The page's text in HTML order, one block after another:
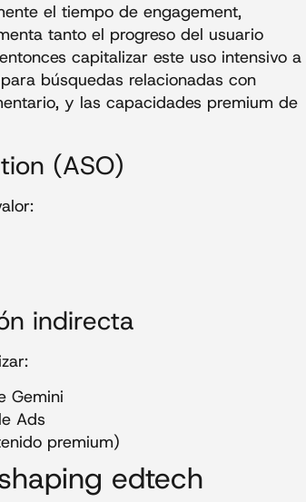
el tiempo de engagement,
tanto el progreso del usuario
capitalizar este uso intensivo a
búsquedas relacionadas con
y las capacidades premium de
(ASO)
indirecta
Gemini
Ads
premium)
edtech